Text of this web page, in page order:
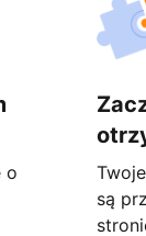
o
są